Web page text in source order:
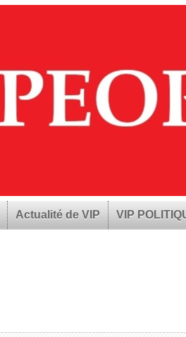
Actualité de VIP VIP